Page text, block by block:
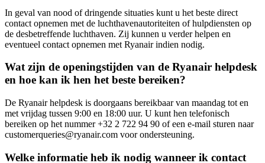
In geval van nood of dringende situaties kunt u het beste direct
contact opnemen met de luchthavenautoriteiten of hulpdiensten op
de desbetreffende luchthaven. Zij kunnen u verder helpen en
eventueel contact opnemen met Ryanair indien nodig.
Wat zijn de openingstijden van de Ryanair helpdesk
en hoe kan ik hen het beste bereiken?
De Ryanair helpdesk is doorgaans bereikbaar van maandag tot en
met vrijdag tussen 9:00 en 18:00 uur. U kunt hen telefonisch
bereiken op het nummer +32 2 722 94 90 of een e-mail sturen naar
customerqueries@ryanair.com voor ondersteuning.
Welke informatie heb ik nodig wanneer ik contact